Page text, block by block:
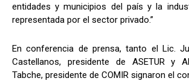
entidades y municipios del país y la
representada por el sector privado.”
En conferencia de prensa, tanto el Lic.
Castellanos, presidente de ASETUR y
Tabche, presidente de COMIR signaron el